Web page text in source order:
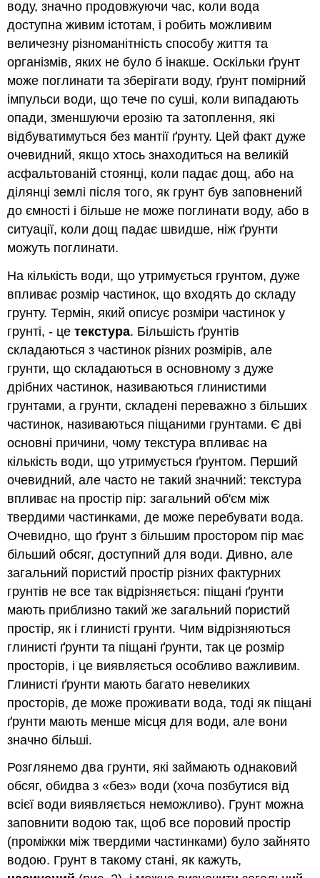
воду, значно продовжуючи час, коли вода
доступна живим істотам, і робить можливим
величезну різноманітність способу життя та
організмів, яких не було б інакше. Оскільки ґрунт
може поглинати та зберігати воду, ґрунт помірний
імпульси води, що тече по суші, коли випадають
опади, зменшуючи ерозію та затоплення, які
відбуватимуться без мантії ґрунту. Цей факт дуже
очевидний, якщо хтось знаходиться на великій
асфальтованій стоянці, коли падає дощ, або на
ділянці землі після того, як грунт був заповнений
до ємності і більше не може поглинати воду, або в
ситуації, коли дощ падає швидше, ніж ґрунти
можуть поглинати.
На кількість води, що утримується грунтом, дуже
впливає розмір частинок, що входять до складу
грунту. Термін, який описує розміри частинок у
грунті, - цетекстура. Більшість ґрунтів
складаються з частинок різних розмірів, але
грунти, що складаються в основному з дуже
дрібних частинок, називаються глинистими
грунтами, а грунти, складені переважно з більших
частинок, називаються піщаними грунтами. Є дві
основні причини, чому текстура впливає на
кількість води, що утримується ґрунтом. Перший
очевидний, але часто не такий значний: текстура
впливає на простір пір: загальний об'єм між
твердими частинками, де може перебувати вода.
Очевидно, що ґрунт з більшим простором пір має
більший обсяг, доступний для води. Дивно, але
загальний пористий простір різних фактурних
грунтів не все так відрізняється: піщані ґрунти
мають приблизно такий же загальний пористий
простір, як і глинисті грунти. Чим відрізняються
глинисті ґрунти та піщані ґрунти, так це розмір
просторів, і це виявляється особливо важливим.
Глинисті ґрунти мають багато невеликих
просторів, де може проживати вода, тоді як піщані
ґрунти мають менше місця для води, але вони
значно більші.
Розглянемо два грунти, які займають однаковий
обсяг, обидва з «без» води (хоча позбутися від
всієї води виявляється неможливо). Грунт можна
заповнити водою так, щоб все поровий простір
(проміжки між твердими частинками) було зайнято
водою. Грунт в такому стані, як кажуть,